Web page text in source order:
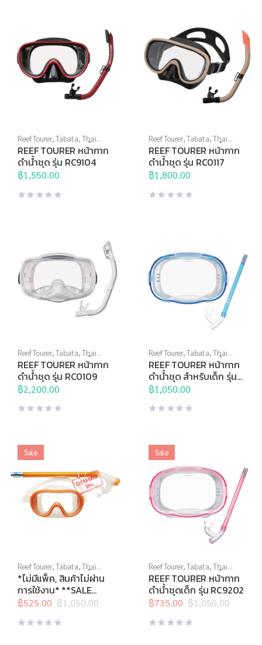
Reef Tourer,Tabata,Thai
Sports Brand,กีฬาทางน้ำ,
หน้ากากดำน้ำ,อุปกรณ์ดำน้ำ
REEF TOURER หน้ากาก
ดำน้ำชุด รุ่น RC9104
฿1,550.00
Reef Tourer,Tabata,Thai
Sports Brand,กีฬาทางน้ำ,
หน้ากากดำน้ำ,อุปกรณ์ดำน้ำ
REEF TOURER หน้ากาก
ดำน้ำชุด รุ่น RC0117
฿1,800.00
Reef Tourer,Tabata,Thai
Sports Brand,กีฬาทางน้ำ,
หน้ากากดำน้ำ,อุปกรณ์ดำน้ำ
REEF TOURER หน้ากาก
ดำน้ำชุด รุ่น RC0109
฿2,200.00
Reef Tourer,Tabata,Thai
Sports Brand,กีฬาทางน้ำ,
หน้ากากดำน้ำ,อุปกรณ์ดำน้ำ
REEF TOURER หน้ากาก
ดำน้ำชุด สำหรับเด็ก รุ่น
RC9204
฿1,050.00
Sale
Reef Tourer,Tabata,Thai
Sports Brand ,กีฬาทางน้ำ,สิน
ค้าล็อตสุดท้าย,หน้ากากดำน้ำ
อุปกรณ์ดำน้ำ
*ไม่มีแพ็ค, สินค้าไม่ผ่าน
การใช้งาน* **SALE
50%** TABATA
ท่อหายใจ สำหรับเด็ก รุ่น
฿1,050.00
Original
price
was:
฿525.00
Current
price
is:
Sale
Reef Tourer,Tabata,Thai
Sports Brand,กีฬาทางน้ำ,
หน้ากากดำน้ำ,อุปกรณ์ดำน้ำ
REEF TOURER หน้ากาก
ดำน้ำชุดเด็ก รุ่น RC9202
฿1,050.00
Original
price
was:
฿735.00
Current
price
is: